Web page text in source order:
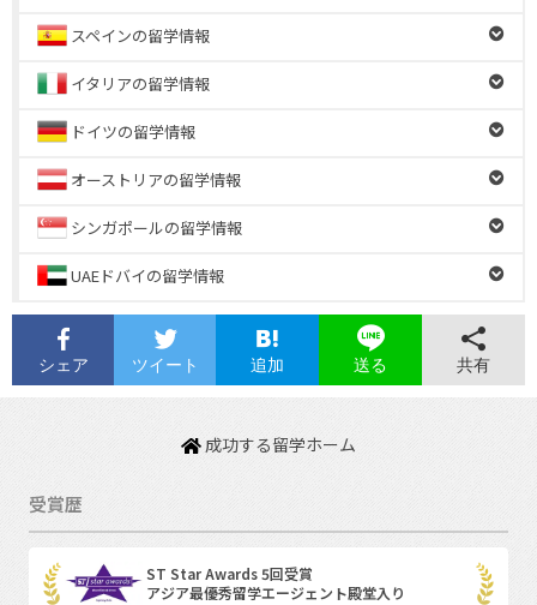
スペインの留学情報
イタリアの留学情報
ドイツの留学情報
オーストリアの留学情報
シンガポールの留学情報
UAEドバイの留学情報
シェア ツイート 追加 送る 共有
成功する留学ホーム
受賞歴
ST Star Awards 5回受賞
アジア最優秀留学エージェント殿堂入り